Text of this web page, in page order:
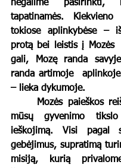
negalime
tapatinamės.
tokiose aplinkybėse –
protą bei leistis į Mozės
gali, Mozę randa
randa artimoje
– lieka dykumoje.
mūsų gyvenimo
ieškojimą. Visi pagal
gebėjimus, supratimą
misiją, kurią